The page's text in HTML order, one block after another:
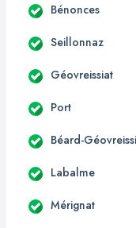
Bénonces
Seillonnaz
Géovreissiat
Port
Béard-
Labalme
Mérignat